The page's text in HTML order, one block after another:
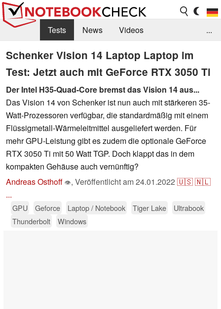
Tests News
Videos
Benchmarks & Tech
Externe Tests
Kaufberatung
Deals Suche
Jobs
Forum
...
Schenker Vision 14 Laptop Laptop im
Test: Jetzt auch mit GeForce RTX 3050 Ti
Der Intel H35-Quad-Core bremst das Vision 14 aus...
Das Vision 14 von Schenker ist nun auch mit stärkeren 35-
Watt-Prozessoren verfügbar, die standardmäßig mit einem
Flüssigmetall-Wärmeleitmittel ausgeliefert werden. Für
mehr GPU-Leistung gibt es zudem die optionale GeForce
RTX 3050 Ti mit 50 Watt TGP. Doch klappt das in dem
kompakten Gehäuse auch vernünftig?
Andreas Osthoff 👁, Veröffentlicht am24.01.2022 🇺🇸🇳🇱
...
GPU Geforce Laptop / Notebook Tiger Lake
Ultrabook
Thunderbolt
Windows